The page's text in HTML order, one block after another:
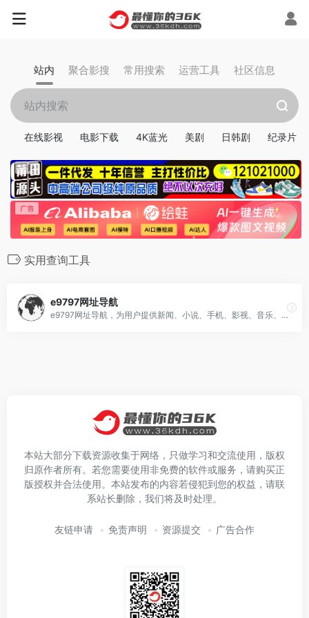
站内 聚合影搜 常用搜索 运营工具 社区信息
在线影视 电影下载 4K蓝光 美剧 日韩剧 纪录片
实用查询工具
e9797网址导航
e9797网址导航，为用户提供新闻、小说、手机、影视、音乐、财经、游戏、购物等分类网站导航,提供最简单便捷的购物网站导航服务。
本站大部分下载资源收集于网络，只做学习和交流使用，版权
归原作者所有。若您需要使用非免费的软件或服务，请购买正
版授权并合法使用。本站发布的内容若侵犯到您的权益，请联
系站长删除，我们将及时处理。
友链申请 免责声明 资源提交 广告合作